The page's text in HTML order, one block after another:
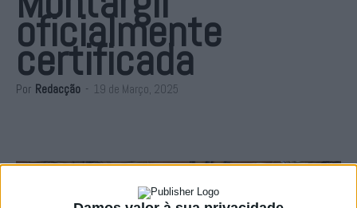
oficialmente
certificada
Por Redacção - 19 de Março, 2025